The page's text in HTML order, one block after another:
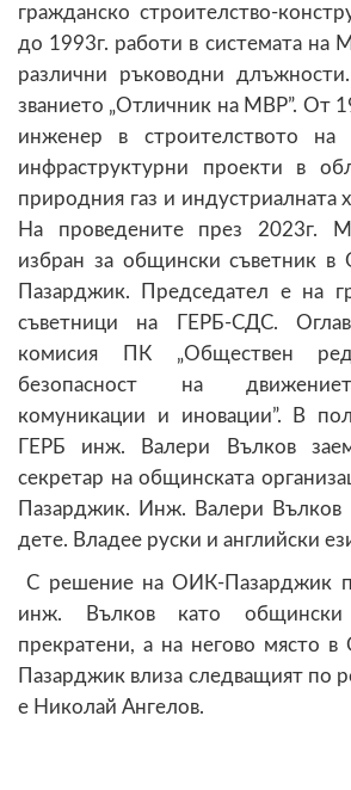
гражданско строителство-
до 1993г. работи в системата на
различни ръководни
званието „Отличник на МВР”. От
инженер в строителството на
инфраструктурни проекти в
природния газ и индустриалната
На проведените през 2023г.
избран за общински съветник в
Пазарджик. Председател е на
съветници на ГЕРБ-СДС.
комисия ПК „Обществен
безопасност на
комуникации и иновации”. В
ГЕРБ инж. Валери Вълков
секретар на общинската
Пазарджик. Инж. Валери Вълков
дете. Владее руски и английски
С решение на ОИК-Пазарджик
инж. Вълков като общински
прекратени, а на негово място
Пазарджик влиза следващият по
е Николай Ангелов.